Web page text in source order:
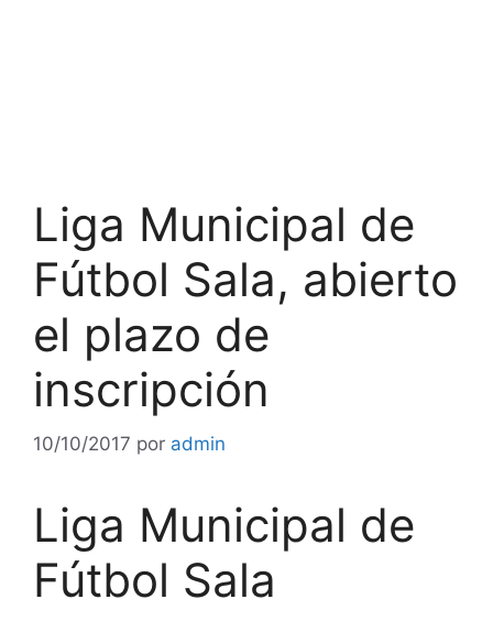
Liga Municipal de
Fútbol Sala, abierto
el plazo de
inscripción
10/10/2017 por admin
Liga Municipal de
Fútbol Sala